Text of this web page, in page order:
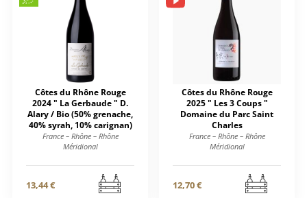
Côtes du Rhône Rouge
2024 " La Gerbaude " D.
Alary / Bio (50% grenache,
40% syrah, 10% carignan)
France – Rhône – Rhône
Méridional
13,44 €
Côtes du Rhône Rouge
2025 " Les 3 Coups "
Domaine du Parc Saint
Charles
France – Rhône – Rhône
Méridional
12,70 €